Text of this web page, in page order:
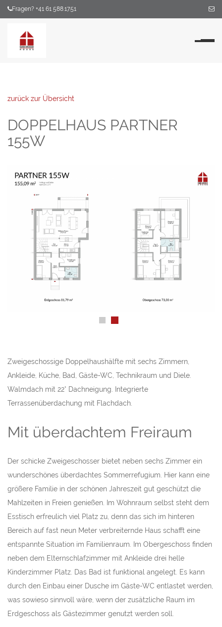
Fragen? +41 61 588.17.51
zurück zur Übersicht
DOPPELHAUS PARTNER
155W
Zweigeschossige Doppelhaushälfte mit sechs Zimmern,
Ankleide, Küche, Bad, Gäste-WC, Technikraum und Diele.
Walmdach mit 22° Dachneigung. Integrierte
Terrassenüberdachung mit Flachdach.
Mit überdachtem Freiraum
Der schicke Zweigeschosser bietet neben sechs Zimmer ein
wunderschönes überdachtes Sommerrefugium. Hier kann eine
größere Familie in der schönen Jahreszeit gut geschützt die
Mahlzeiten in Freien genießen. Im Wohnraum selbst steht dem
Esstisch erfreulich viel Platz zu, denn das sich im hinteren
Bereich auf fast neun Meter verbreiternde Haus schafft eine
entspannte Situation im Familienraum. Im Obergeschoss finden
neben dem Elternschlafzimmer mit Ankleide drei helle
Kinderzimmer Platz. Das Bad ist funktional angelegt. Es kann
durch den Einbau einer Dusche im Gäste-WC entlastet werden,
was sowieso sinnvoll wäre, wenn der zusätzliche Raum im
Erdgeschoss als Gästezimmer genutzt werden soll.